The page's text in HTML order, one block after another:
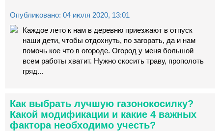
Опубликовано: 04 июля 2020, 13:01
Каждое лето к нам в деревню приезжают в отпуск
наши дети, чтобы отдохнуть, по загорать, да и нам
помочь кое что в огороде. Огород у меня большой
всем работы хватит. Нужно скосить траву, прополоть
гряд...
Как выбрать лучшую газонокосилку?
Какой модификации и какие 4 важных
фактора необходимо учесть?